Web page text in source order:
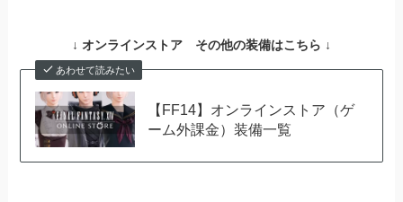
↓ オンラインストア その他の装備はこちら ↓
あわせて読みたい
【FF14】オンラインストア（ゲ
ーム外課金）装備一覧